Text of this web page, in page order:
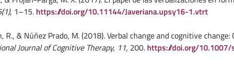
1–15. https://doi.org/10.11144/Javeriana.upsy16-1.vtrt
& Núñez Prado, M. (2018). Verbal change and cognitive
Journal of Cognitive Therapy, 11, 200. https://doi.org/